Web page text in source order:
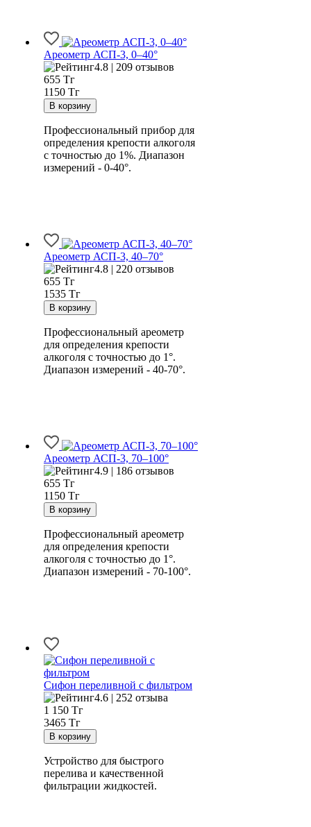
Ареометр АСП-3, 0–40°
4.8 | 209 отзывов
655 Тг
1150 Тг
Профессиональный прибор для
определения крепости алкоголя
с точностью до 1%. Диапазон
измерений - 0-40°.
Ареометр АСП-3, 40–70°
4.8 | 220 отзывов
655 Тг
1535 Тг
Профессиональный ареометр
для определения крепости
алкоголя с точностью до 1°.
Диапазон измерений - 40-70°.
Ареометр АСП-3, 70–100°
4.9 | 186 отзывов
655 Тг
1150 Тг
Профессиональный ареометр
для определения крепости
алкоголя с точностью до 1°.
Диапазон измерений - 70-100°.
Сифон переливной с фильтром
4.6 | 252 отзыва
1 150 Тг
3465 Тг
Устройство для быстрого
перелива и качественной
фильтрации жидкостей.